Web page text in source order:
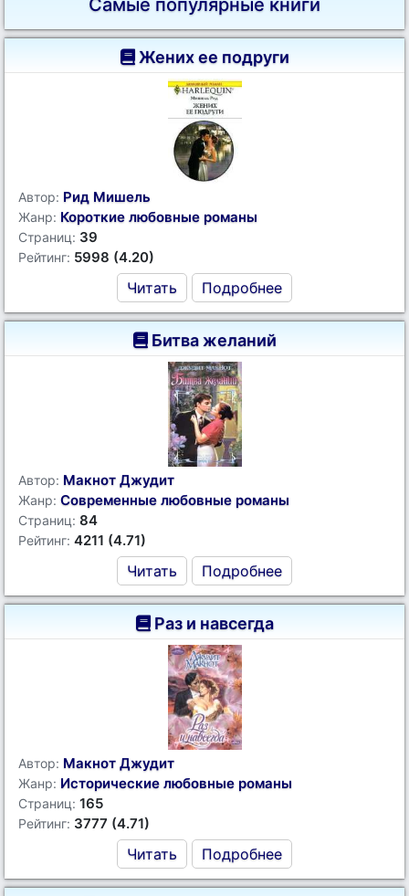
Самые популярные книги
Жених ее подруги
Автор: Рид Мишель
Жанр: Короткие любовные романы
Страниц: 39
Рейтинг: 5998 (4.20)
Читать Подробнее
Битва желаний
Автор: Макнот Джудит
Жанр: Современные любовные романы
Страниц: 84
Рейтинг: 4211 (4.71)
Читать Подробнее
Раз и навсегда
Автор: Макнот Джудит
Жанр: Исторические любовные романы
Страниц: 165
Рейтинг: 3777 (4.71)
Читать Подробнее